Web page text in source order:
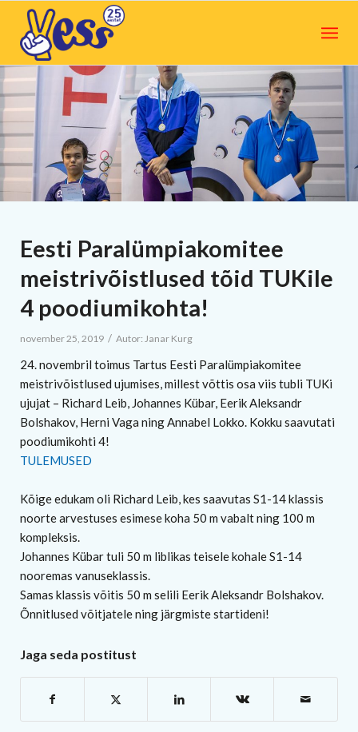
Eesti Paralümpiakomitee
meistrivõistlused tõid TUKile
4 poodiumikohta!
november 25, 2019 / Autor: Janar Kurg
24. novembril toimus Tartus Eesti Paralümpiakomitee
meistrivõistlused ujumises, millest võttis osa viis tubli TUKi
ujujat – Richard Leib, Johannes Kübar, Eerik Aleksandr
Bolshakov, Herni Vaga ning Annabel Lokko. Kokku saavutati
poodiumikohti 4!
TULEMUSED
Kõige edukam oli Richard Leib, kes saavutas S1-14 klassis
noorte arvestuses esimese koha 50 m vabalt ning 100 m
kompleksis.
Johannes Kübar tuli 50 m liblikas teisele kohale S1-14
nooremas vanuseklassis.
Samas klassis võitis 50 m selili Eerik Aleksandr Bolshakov.
Õnnitlused võitjatele ning järgmiste startideni!
Jaga seda postitust